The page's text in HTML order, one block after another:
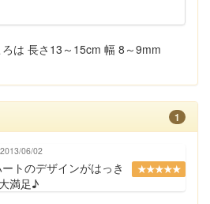
は 長さ13～15cm 幅 8～9mm
1
2013/06/02
★★★★★
トのデザインがはっき
満足♪